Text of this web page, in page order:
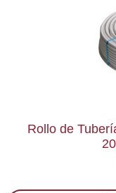
Rollo de